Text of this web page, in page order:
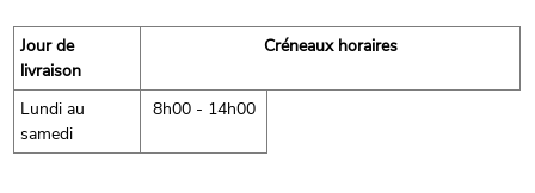
Jour de
livraison
Créneaux horaires
Lundi au
samedi
8h00 - 14h00